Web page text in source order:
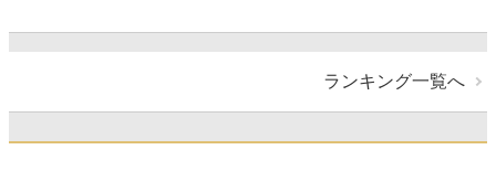
ランキング一覧へ